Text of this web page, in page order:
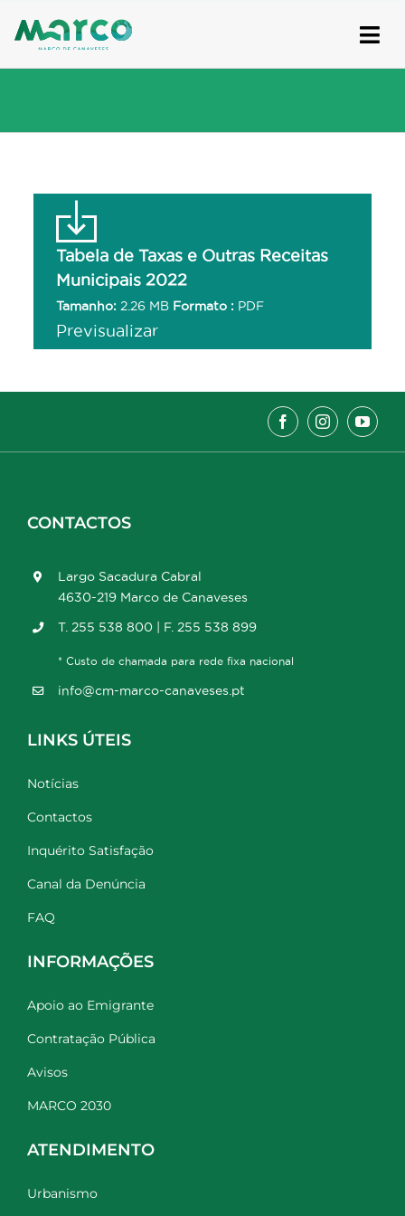
to
Tabela de Taxas e Outras Receitas
Municipais 2022
Tamanho: 2.26 MB Formato : PDF
Previsualizar
CONTACTOS
Largo Sacadura Cabral
4630-219 Marco de Canaveses
T. 255 538 800 | F. 255 538 899
* Custo de chamada para rede fixa nacional
info@cm-marco-canaveses.pt
LINKS ÚTEIS
Notícias
Contactos
Inquérito Satisfação
Canal da Denúncia
FAQ
INFORMAÇÕES
Apoio ao Emigrante
Contratação Pública
Avisos
MARCO 2030
ATENDIMENTO
Urbanismo